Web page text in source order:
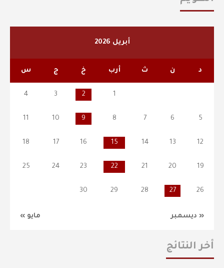
أبريل 2026
د ن ث أرب خ ج س
« ديسمبر مايو »
1
2
3
4
5
6
7
8
9
10
11
12
13
14
15
16
17
18
19
20
21
22
23
24
25
26
27
28
29
30
أخر النتائج